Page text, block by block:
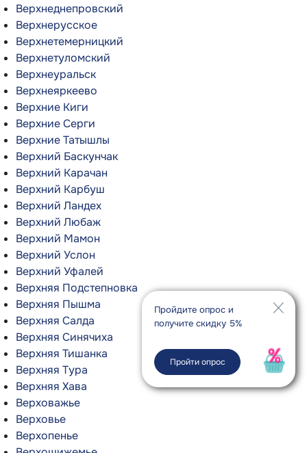
Верхнеднепровский
Верхнерусское
Верхнетемерницкий
Верхнетуломский
Верхнеуральск
Верхнеяркеево
Верхние Киги
Верхние Серги
Верхние Татышлы
Верхний Баскунчак
Верхний Карачан
Верхний Карбуш
Верхний Ландех
Верхний Любаж
Верхний Мамон
Верхний Услон
Верхний Уфалей
Верхняя Подстепновка
Верхняя Пышма
Верхняя Салда
Верхняя Синячиха
Верхняя Тишанка
Верхняя Тура
Верхняя Хава
Верховажье
Верховье
Верхопенье
Пройдите опрос и
получите скидку 5%
Пройти опрос